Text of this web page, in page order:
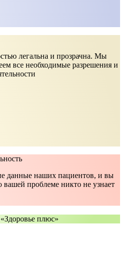
легальна и прозрачна. Мы
все необходимые разрешения и
данные наших пациентов, и вы
проблеме никто не узнает
плюс»